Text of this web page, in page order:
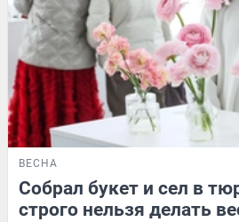
ВЕСНА
Собрал букет и сел в
строго нельзя делать